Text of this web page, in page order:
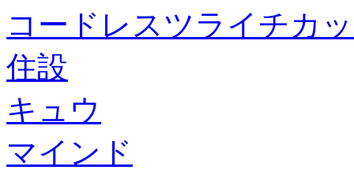
コードレスツライチカ
住設
キュウ
マインド